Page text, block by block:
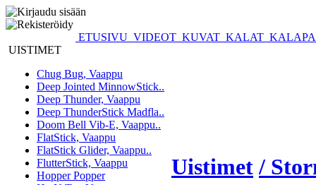
ETUSIVU VIDEOT KUVAT KALAT
UISTIMET
Chug Bug, Vaappu
Deep Jointed MinnowStick..
Deep Thunder, Vaappu
Deep ThunderStick Madfla..
Doom Bell Vib-E, Vaappu..
FlatStick, Vaappu
FlatStick Glider, Vaappu..
FlutterStick, Vaappu
Hopper Popper
Uistimet /